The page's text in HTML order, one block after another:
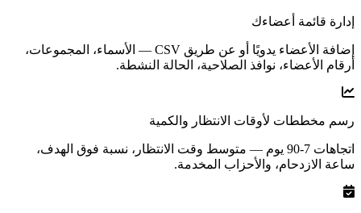
إدارة قائمة أعضاءك
إضافة الأعضاء يدويًا أو عن طريق CSV — الأسماء، المجموعات،
أرقام الأعضاء، نوافذ الصلاحية، الحالة النشطة.
رسم مخططات لأوقات الانتظار والكمية
اتجاهات 7-90 يوم — متوسط وقت الانتظار، نسبة فوق الهدف،
ساعة الازدحام، والأحزاب المخدمة.